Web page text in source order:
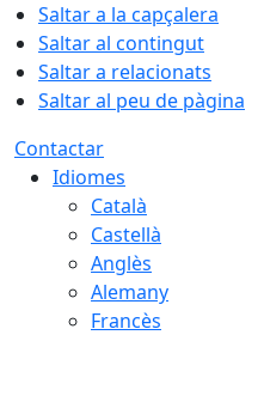
Saltar a la capçalera
Saltar al contingut
Saltar a relacionats
Saltar al peu de pàgina
Contactar
Idiomes
Català
Castellà
Anglès
Alemany
Francès